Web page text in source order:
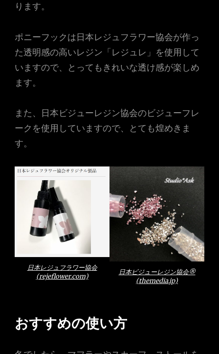
ります。
ポニーフックは日本レジュフラワー協会が作っ
た透明感の高いレジン「レジュレ」を使用して
いますので、とってもきれいな透け感が楽しめ
ます。
また、日本ビジューレジン協会のビジューフレ
ークを使用していますので、とても煌めきま
す。
日本レジュフラワー協会
(rejeflower.com)
日本ビジューレジン協会®️
(themedia.jp)
おすすめの使い方